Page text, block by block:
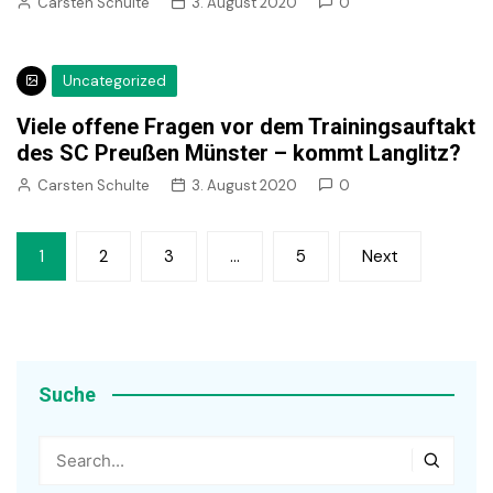
Uncategorized
Viele offene Fragen vor dem Trainingsauftakt
des SC Preußen Münster – kommt Langlitz?
Carsten Schulte 3. August 2020 0
Seitennummerierung
der
1 2 3 … 5 Next
Suche